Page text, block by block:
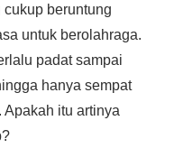
beruntung
untuk berolahraga.
padat sampai
hanya sempat
itu artinya